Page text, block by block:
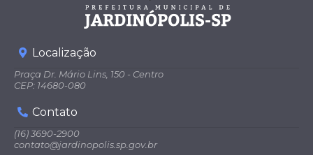
Localização
Praça Dr. Mário Lins, 150 - Centro
CEP: 14680-080
Contato
(16) 3690-2900
contato@jardinopolis.sp.gov.br